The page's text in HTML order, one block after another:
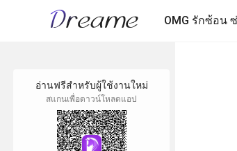
OMG รักซ้อน
อ่านฟรีสำหรับผู้ใช้งานใหม่
สแกนเพื่อดาวน์โหลดแอป